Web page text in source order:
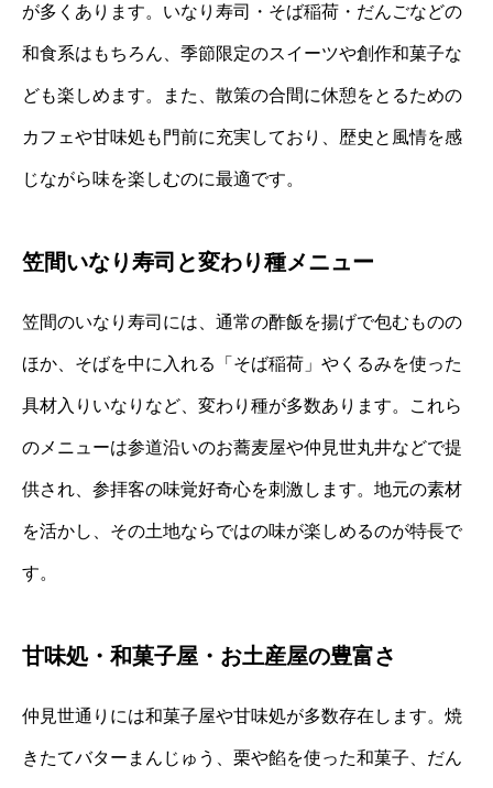
が多くあります。いなり寿司・そば稲荷・だんごなどの
和食系はもちろん、季節限定のスイーツや創作和菓子な
ども楽しめます。また、散策の合間に休憩をとるための
カフェや甘味処も門前に充実しており、歴史と風情を感
じながら味を楽しむのに最適です。
笠間いなり寿司と変わり種メニュー
笠間のいなり寿司には、通常の酢飯を揚げで包むものの
ほか、そばを中に入れる「そば稲荷」やくるみを使った
具材入りいなりなど、変わり種が多数あります。これら
のメニューは参道沿いのお蕎麦屋や仲見世丸井などで提
供され、参拝客の味覚好奇心を刺激します。地元の素材
を活かし、その土地ならではの味が楽しめるのが特長で
す。
甘味処・和菓子屋・お土産屋の豊富さ
仲見世通りには和菓子屋や甘味処が多数存在します。焼
きたてバターまんじゅう、栗や餡を使った和菓子、だん